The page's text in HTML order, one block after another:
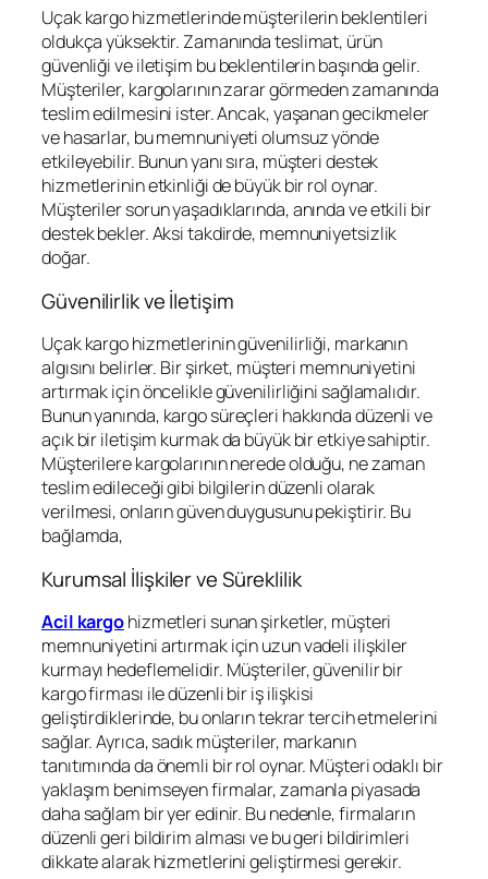
Uçak kargo hizmetlerinde müşterilerin beklentileri
oldukça yüksektir. Zamanında teslimat, ürün
güvenliği ve iletişim bu beklentilerin başında gelir.
Müşteriler, kargolarının zarar görmeden zamanında
teslim edilmesini ister. Ancak, yaşanan gecikmeler
ve hasarlar, bu memnuniyeti olumsuz yönde
etkileyebilir. Bunun yanı sıra, müşteri destek
hizmetlerinin etkinliği de büyük bir rol oynar.
Müşteriler sorun yaşadıklarında, anında ve etkili bir
destek bekler. Aksi takdirde, memnuniyetsizlik
doğar.
Güvenilirlik ve İletişim
Uçak kargo hizmetlerinin güvenilirliği, markanın
algısını belirler. Bir şirket, müşteri memnuniyetini
artırmak için öncelikle güvenilirliğini sağlamalıdır.
Bunun yanında, kargo süreçleri hakkında düzenli ve
açık bir iletişim kurmak da büyük bir etkiye sahiptir.
Müşterilere kargolarının nerede olduğu, ne zaman
teslim edileceği gibi bilgilerin düzenli olarak
verilmesi, onların güven duygusunu pekiştirir. Bu
bağlamda,
Kurumsal İlişkiler ve Süreklilik
Acil kargohizmetleri sunan şirketler, müşteri
memnuniyetini artırmak için uzun vadeli ilişkiler
kurmayı hedeflemelidir. Müşteriler, güvenilir bir
kargo firması ile düzenli bir iş ilişkisi
geliştirdiklerinde, bu onların tekrar tercih etmelerini
sağlar. Ayrıca, sadık müşteriler, markanın
tanıtımında da önemli bir rol oynar. Müşteri odaklı bir
yaklaşım benimseyen firmalar, zamanla piyasada
daha sağlam bir yer edinir. Bu nedenle, firmaların
düzenli geri bildirim alması ve bu geri bildirimleri
dikkate alarak hizmetlerini geliştirmesi gerekir.